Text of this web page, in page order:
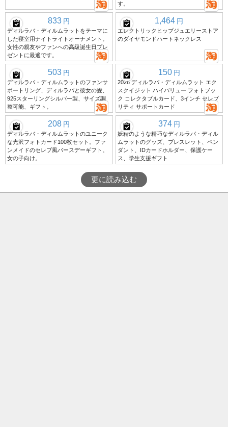
す。
833 円
ディルラバ・ディルムラットをテーマに
した寝室用ナイトライトオーナメント。
女性の親友やファンへの高級誕生日プレ
ゼントに最適です。
1,464 円
エレクトリックヒップジュエリーストア
のダイヤモンドハートネックレス
503 円
ディルラバ・ディルムラットのファンサ
ポートリング、ディルラバと彼女の愛、
925スターリングシルバー製、サイズ調
整可能、ギフト。
150 円
2026 ディルラバ・ディルムラット エク
スクイジット ハイバリュー フォトブッ
ク コレクタブルカード、3インチ セレブ
リティ サポートカード
208 円
ディルラバ・ディルムラットのユニーク
な光沢フォトカード100枚セット。ファ
ンメイドのセレブ風バースデーギフト。
女の子向け。
374 円
妖精のような精巧なディルラバ・ディル
ムラットのグッズ、ブレスレット、ペン
ダント、IDカードホルダー、保護ケー
ス、学生支援ギフト
更に読み込む